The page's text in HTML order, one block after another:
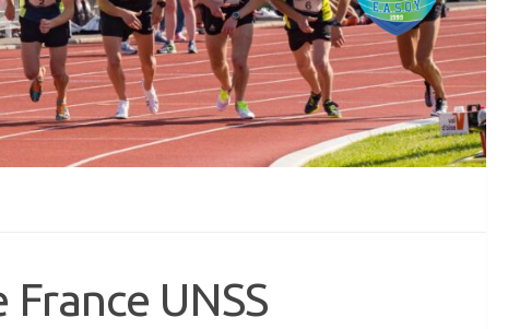
UNSS